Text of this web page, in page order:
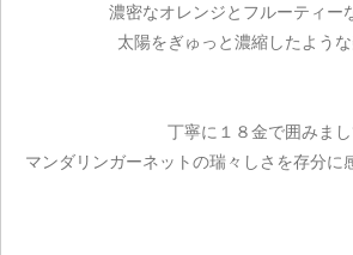
濃密なオレンジとフルーティー
太陽をぎゅっと濃縮したような
丁寧に１８金で囲みまし
マンダリンガーネットの瑞々しさを存分に